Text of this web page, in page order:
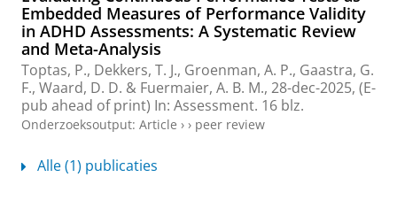
Embedded Measures of Performance Validity
in ADHD Assessments: A Systematic Review
and Meta-Analysis
Toptas, P., Dekkers, T. J., Groenman, A. P., Gaastra, G.
F., Waard, D. D. & Fuermaier, A. B. M., 28-dec-2025, (E-
pub ahead of print) In: Assessment. 16 blz.
Onderzoeksoutput: Article › › peer review
Alle (1) publicaties